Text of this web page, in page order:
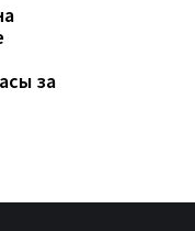
за